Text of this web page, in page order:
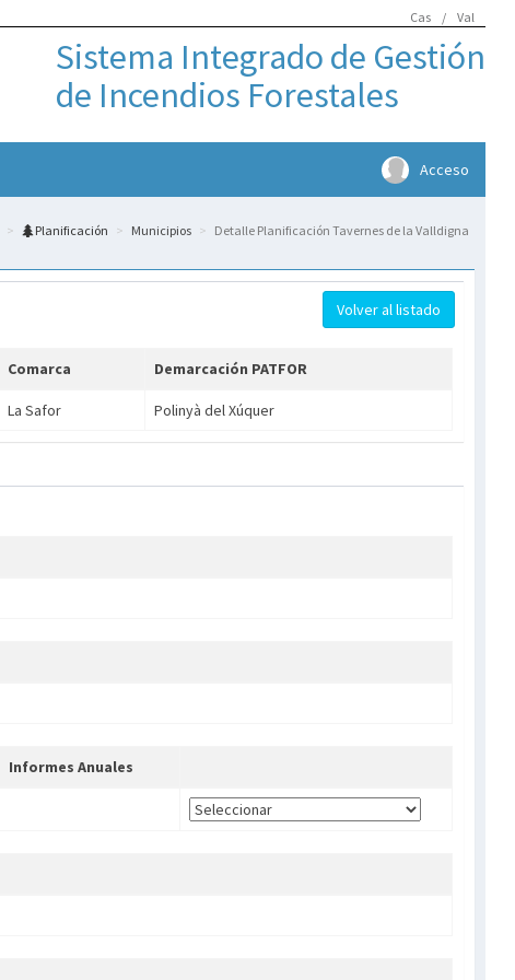
Val
/
Cas
Sistema Integrado de Gestión
de Incendios Forestales
Acceso
Planificación Municipios Detalle Planificación Tavernes de la Valldigna
Volver al listado
Comarca Demarcación PATFOR
La Safor Polinyà del Xúquer
Informes Anuales